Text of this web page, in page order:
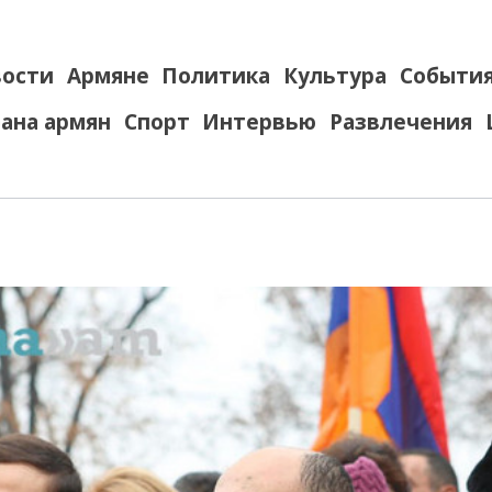
Армяне Политика Культура
армян Спорт Интервью Развлечения